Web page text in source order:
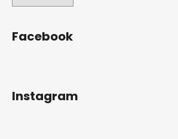
Facebook
Instagram